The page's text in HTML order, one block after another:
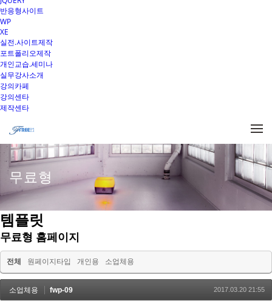
반응형사이트
WP
XE
실전.사이트제작
포트폴리오제작
개인교습.세미나
실무강사소개
강의카페
강의센타
제작센타
무료형
템플릿
무료형 홈페이지
전체 원페이지타입 개인용 소업체용
소업체용 fwp-09 2017.03.20 21:55